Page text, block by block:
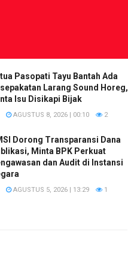
Pasopati Tayu Bantah Ada
Larang Sound Horeg,
Isu Disikapi Bijak
AGUSTUS 8, 2026 | 00:10 2
Dorong Transparansi Dana
Minta BPK Perkuat
dan Audit di Instansi
AGUSTUS 5, 2026 | 13:29 1